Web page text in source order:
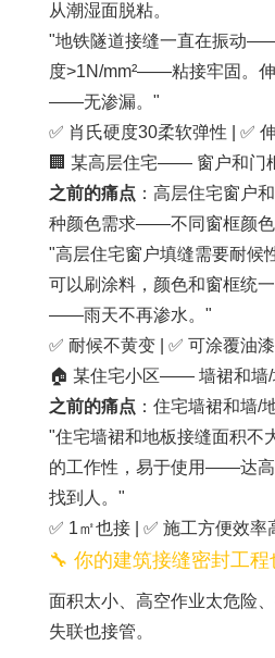
从潮湿面脱粘。
"地铁隧道接缝一直在振动
度>1N/mm²——粘接牢固。
——无渗漏。"
✅ 肖氏硬度30柔软弹性 | ✅
🏢 某高层住宅—— 窗户和门
之前的痛点 ：高层住宅窗户
种颜色需求——不同窗框颜色
"高层住宅窗户填缝需要耐
可以刷涂料，颜色和窗框统
——雨天不再渗水。"
✅ 耐候不黄变 | ✅ 可涂覆油
🏠 某住宅小区—— 墙裙和墙/
之前的痛点 ：住宅墙裙和墙
"住宅墙裙和地板接缝面积
的工作性，易于使用——达
找到人。"
✅ 1㎡也接 | ✅ 施工方便效率
🔧 你的建筑接缝密封工
面积太小、高空作业太危险
失联也接管。